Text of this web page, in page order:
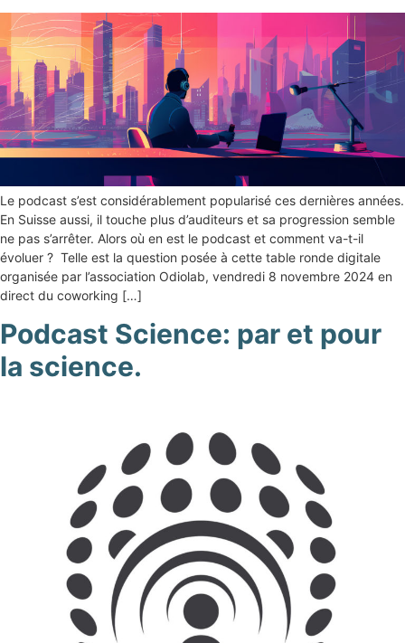
Le podcast s’est considérablement popularisé ces dernières années.
En Suisse aussi, il touche plus d’auditeurs et sa progression semble
ne pas s’arrêter. Alors où en est le podcast et comment va-t-il
évoluer ? Telle est la question posée à cette table ronde digitale
organisée par l’association Odiolab, vendredi 8 novembre 2024 en
direct du coworking […]
Podcast Science: par et pour
la science.